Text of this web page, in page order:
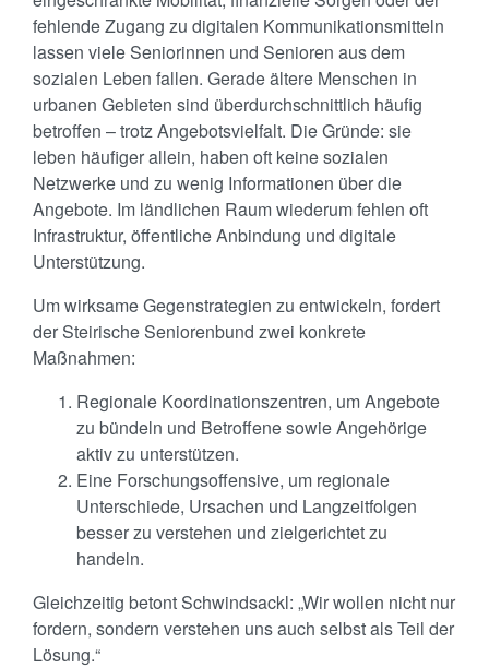
fehlende Zugang zu digitalen Kommunikationsmitteln
lassen viele Seniorinnen und Senioren aus dem
sozialen Leben fallen. Gerade ältere Menschen in
urbanen Gebieten sind überdurchschnittlich häufig
betroffen – trotz Angebotsvielfalt. Die Gründe: sie
leben häufiger allein, haben oft keine sozialen
Netzwerke und zu wenig Informationen über die
Angebote. Im ländlichen Raum wiederum fehlen oft
Infrastruktur, öffentliche Anbindung und digitale
Unterstützung.
Um wirksame Gegenstrategien zu entwickeln, fordert
der Steirische Seniorenbund zwei konkrete
Maßnahmen:
Regionale Koordinationszentren, um Angebote
zu bündeln und Betroffene sowie Angehörige
aktiv zu unterstützen.
Eine Forschungsoffensive, um regionale
Unterschiede, Ursachen und Langzeitfolgen
besser zu verstehen und zielgerichtet zu
handeln.
Gleichzeitig betont Schwindsackl: „Wir wollen nicht nur
fordern, sondern verstehen uns auch selbst als Teil der
Lösung.“